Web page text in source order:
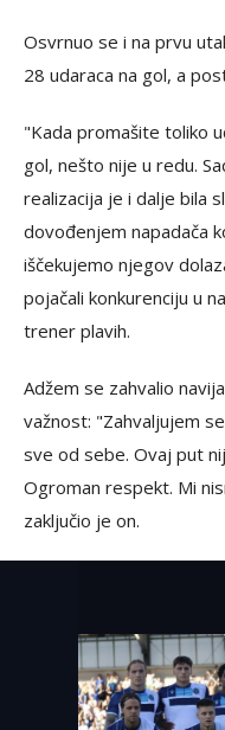
Osvrnuo se i na prvu
28 udaraca na gol, a
"Kada promašite toliko
gol, nešto nije u redu.
realizacija je i dalje bila
dovođenjem napadača
iščekujemo njegov
pojačali konkurenciju u
trener plavih.
Adžem se zahvalio
važnost: "Zahvaljujem
sve od sebe. Ovaj put
Ogroman respekt. Mi
zaključio je on.